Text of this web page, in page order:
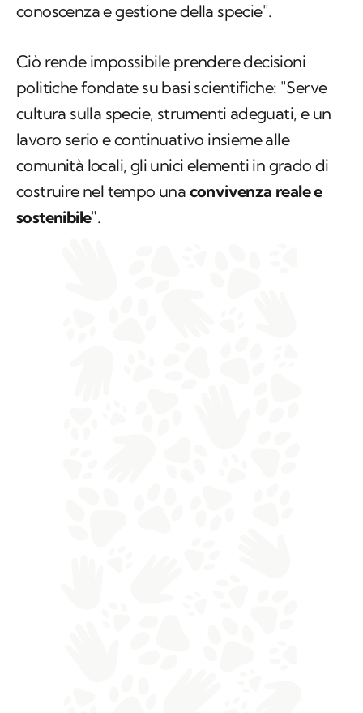
conoscenza e gestione della specie".
Ciò rende impossibile prendere decisioni
politiche fondate su basi scientifiche: "Serve
cultura sulla specie, strumenti adeguati, e un
lavoro serio e continuativo insieme alle
comunità locali, gli unici elementi in grado di
costruire nel tempo una convivenza reale e
sostenibile".